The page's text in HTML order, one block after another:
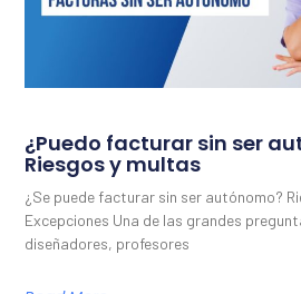
¿Puedo facturar sin ser
Riesgos y multas
¿Se puede facturar sin ser autónomo?
Excepciones Una de las grandes
diseñadores, profesores